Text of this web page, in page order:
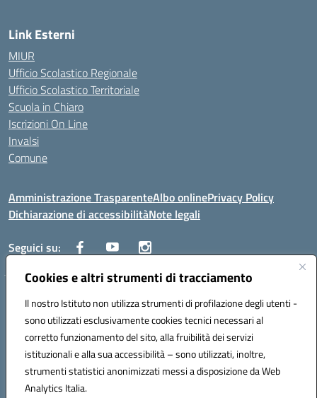
Cookies e altri strumenti di tracciamento
Il nostro Istituto non utilizza strumenti di profilazione degli utenti -
sono utilizzati esclusivamente cookies tecnici necessari al
corretto funzionamento del sito, alla fruibilità dei servizi
istituzionali e alla sua accessibilità – sono utilizzati, inoltre,
strumenti statistici anonimizzati messi a disposizione da Web
Analytics Italia.
Link Esterni
MIUR
Ufficio Scolastico Regionale
Ufficio Scolastico Territoriale
Scuola in Chiaro
Iscrizioni On Line
Invalsi
Comune
Amministrazione TrasparenteAlbo onlinePrivacy Policy
Dichiarazione di accessibilitàNote legali
Seguici su:
Indirizzo:
Via Trieste, 43 – 98066 Patti (ME)
Centralino:094121409 Email:mepc060006@istruzione.it
Posta elettronica certificata (PEC):mepc060006@pec.istruzione.it
Codice fiscale: 86000610831
Codice meccanografico: MEPC060006